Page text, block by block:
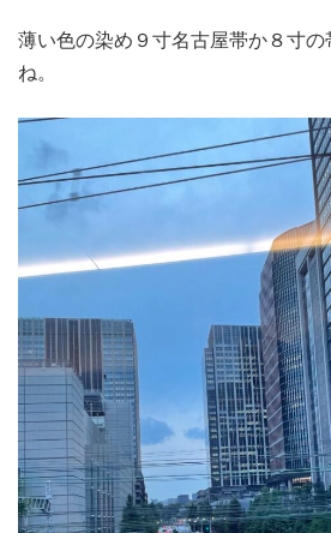
薄い色の染め９寸名古屋帯か８寸
ね。